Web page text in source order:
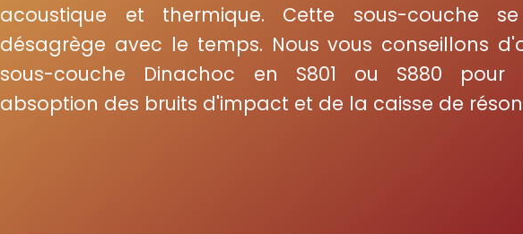
acoustique et thermique. Cette sous-couche
désagrège avec le temps. Nous vous conseillons
sous-couche Dinachoc en S801 ou S880 pour
absoption des bruits d'impact et de la caisse de